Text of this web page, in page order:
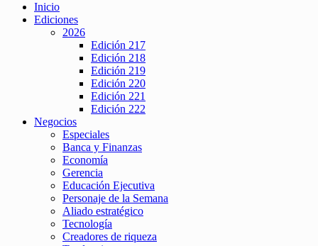
Inicio
Ediciones
2026
Edición 217
Edición 218
Edición 219
Edición 220
Edición 221
Edición 222
Negocios
Especiales
Banca y Finanzas
Economía
Gerencia
Educación Ejecutiva
Personaje de la Semana
Aliado estratégico
Tecnología
Creadores de riqueza